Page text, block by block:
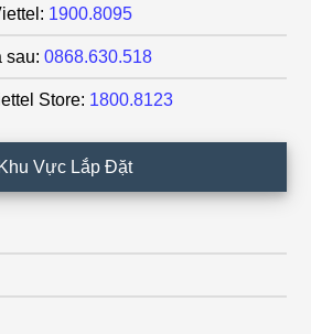
1900.8095
sau: 0868.630.518
Store: 1800.8123
Khu Vực Lắp Đặt